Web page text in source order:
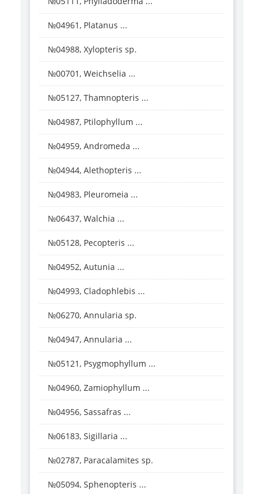
№04961, Platanus ...
№04988, Xylopteris sp.
№00701, Weichselia ...
№05127, Thamnopteris ...
№04987, Ptilophyllum ...
№04959, Andromeda ...
№04944, Alethopteris ...
№04983, Pleuromeia ...
№06437, Walchia ...
№05128, Pecopteris ...
№04952, Autunia ...
№04993, Cladophlebis ...
№06270, Annularia sp.
№04947, Annularia ...
№05121, Psygmophyllum ...
№04960, Zamiophyllum ...
№04956, Sassafras ...
№06183, Sigillaria ...
№02787, Paracalamites sp.
№05094, Sphenopteris ...